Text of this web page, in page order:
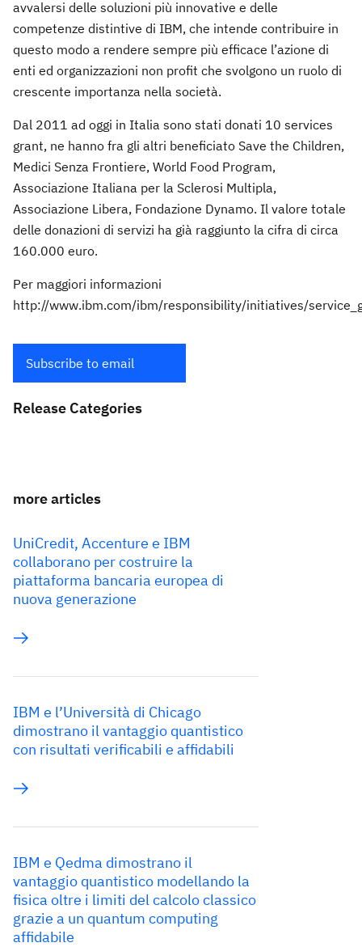
avvalersi delle soluzioni più innovative e delle
competenze distintive di IBM, che intende contribuire in
questo modo a rendere sempre più efficace l’azione di
enti ed organizzazioni non profit che svolgono un ruolo di
crescente importanza nella società.
Dal 2011 ad oggi in Italia sono stati donati 10 services
grant, ne hanno fra gli altri beneficiato Save the Children,
Medici Senza Frontiere, World Food Program,
Associazione Italiana per la Sclerosi Multipla,
Associazione Libera, Fondazione Dynamo. Il valore totale
delle donazioni di servizi ha già raggiunto la cifra di circa
160.000 euro.
Per maggiori informazioni
http://www.ibm.com/ibm/responsibility/initiatives/
Subscribe to email
Release Categories
more articles
UniCredit, Accenture e IBM
collaborano per costruire la
piattaforma bancaria europea di
nuova generazione
IBM e l’Università di Chicago
dimostrano il vantaggio quantistico
con risultati verificabili e affidabili
IBM e Qedma dimostrano il
vantaggio quantistico modellando la
fisica oltre i limiti del calcolo classico
grazie a un quantum computing
affidabile